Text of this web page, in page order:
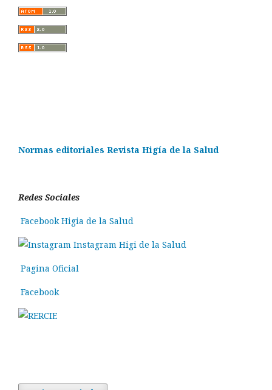
Normas editoriales Revista Higía de la Salud
Redes Sociales
Facebook Higia de la Salud
Instagram Higi de la Salud
Pagina Oficial
Facebook